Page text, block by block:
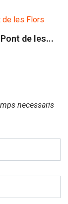
de les...
necessaris